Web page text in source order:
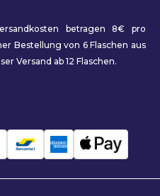
betragen 8€ pro
Bestellung von 6 Flaschen aus
Versand ab 12 Flaschen.